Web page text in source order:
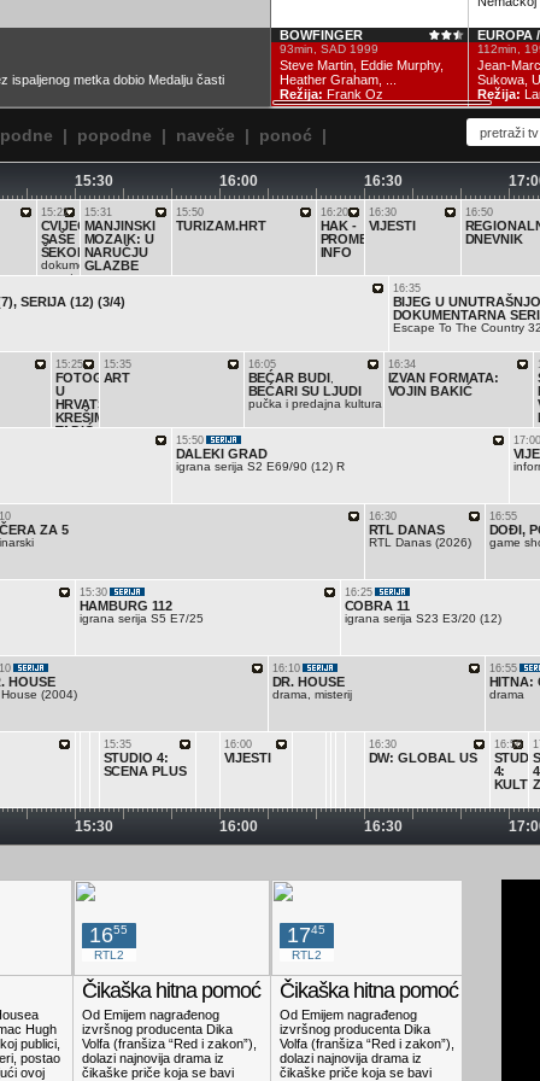
ispaljenog metka dobio Medalju časti
BOWFINGER
93min, SAD 1999
Steve Martin, Eddie Murphy,
Heather Graham, ...
Režija: Frank Oz
EUROPA
112min,
Jean-
Sukowa,
Režija:
| popodne | naveče | ponoć |
15:30 16:00 16:30
15:22
CVIJEĆE
SAŠE
ŠEKORANJE
dokumentarna
reportaža
15:31
MANJINSKI
MOZAIK: U
NARUČJU
GLAZBE
15:50
TURIZAM.HRT
16:20
HAK -
PROMET
INFO
16:30
VIJESTI
16:50
DNEVNIK
SERIJA (12) (3/4)
16:35
BIJEG U
DOKUMENTARNA
Escape To The Country 32
15:25
FOTOGRAFIJA
U
HRVATSKOJ:
KREŠIMIR
TADIĆ
15:35
ART
16:05
BEĆAR BUDI
BEĆARI SU LJUDI
pučka i predajna kultura
16:34
IZVAN FORMATA:
VOJIN BAKIĆ
15:50
DALEKI GRAD
igrana serija S2 E69/90 (12) R
17:00
ZA 5
16:30
RTL DANAS
RTL Danas (2026)
16:55
DOĐI,
game
15:30
HAMBURG 112
igrana serija S5 E7/25
16:25
COBRA 11
igrana serija S23 E3/20 (12)
HOUSE
House (2004)
16:10
DR. HOUSE
drama, misterij
16:55
HITNA:
drama
15:35
STUDIO 4:
SCENA PLUS
16:00
VIJESTI
16:30
DW: GLOBAL US
16:56
4:
15:30 16:00 16:30
Hugh
publici,
postao
ovoj
1655
RTL2
Čikaška hitna pomoć
Od Emijem nagrađenog
izvršnog producenta Dika
Volfa (franšiza “Red i zakon”),
dolazi najnovija drama iz
čikaške priče koja se bavi
1745
RTL2
Čikaška hitna pomoć
Od Emijem nagrađenog
izvršnog producenta Dika
Volfa (franšiza “Red i zakon”),
dolazi najnovija drama iz
čikaške priče koja se bavi